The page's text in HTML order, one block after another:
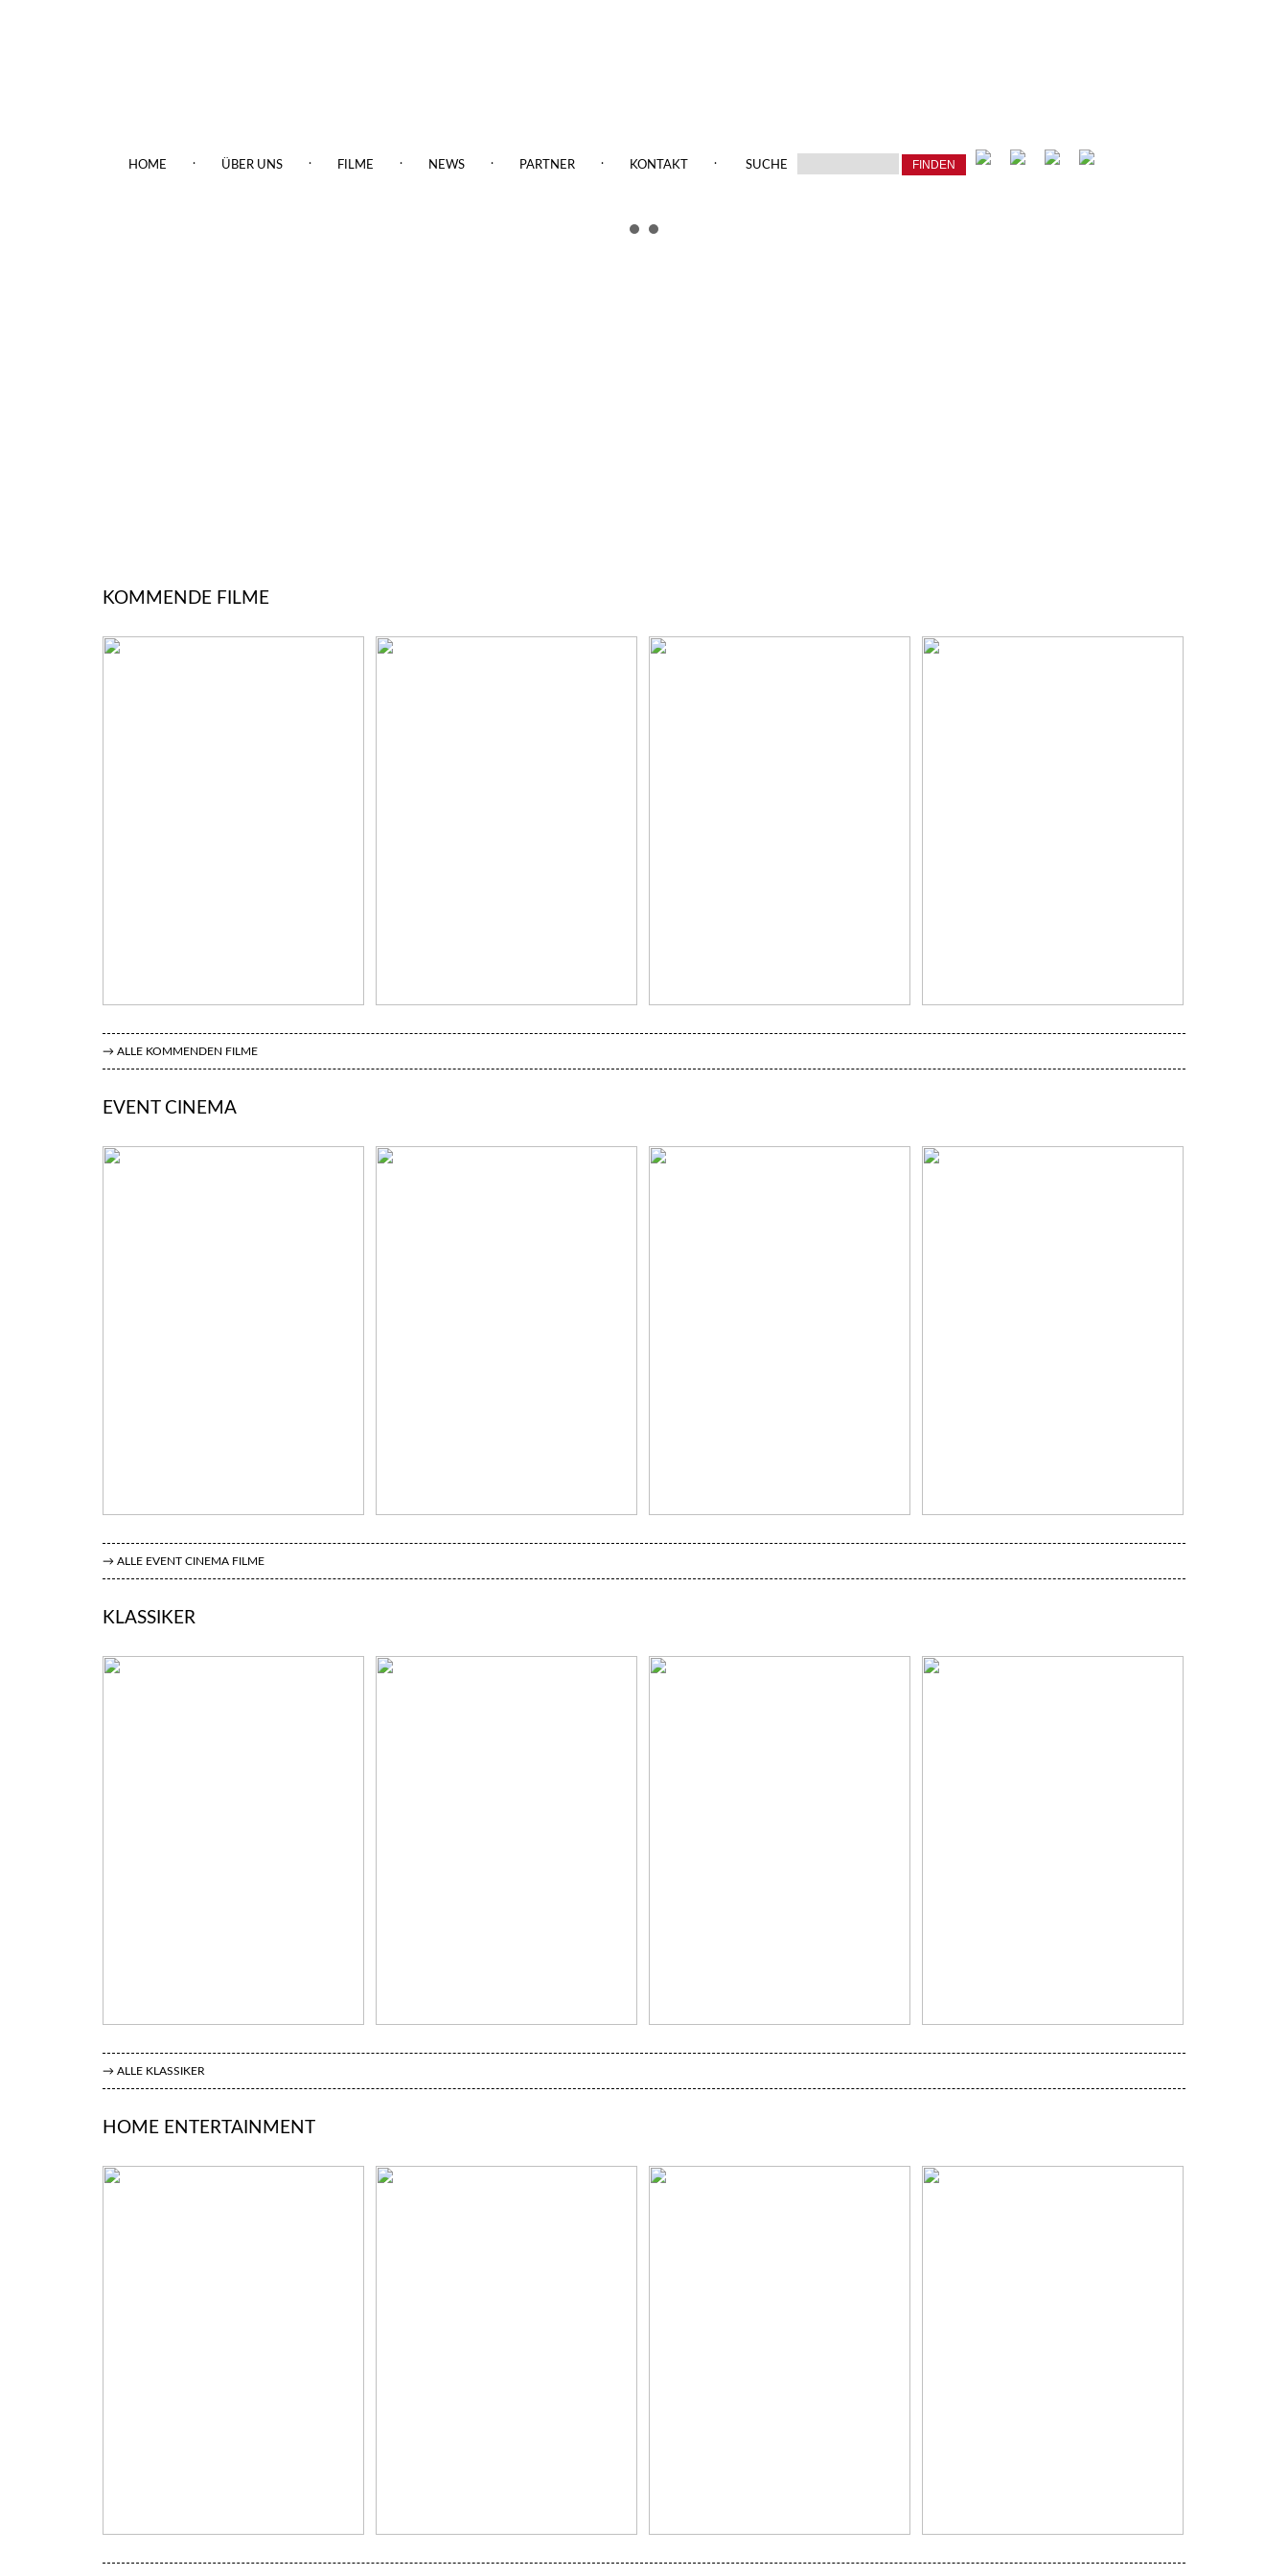
HOME . ÜBER UNS . FILME . NEWS . PARTNER . KONTAKT . SUCHE
KOMMENDE FILME
→ ALLE KOMMENDEN FILME
EVENT CINEMA
→ ALLE EVENT CINEMA FILME
KLASSIKER
→ ALLE KLASSIKER
HOME ENTERTAINMENT